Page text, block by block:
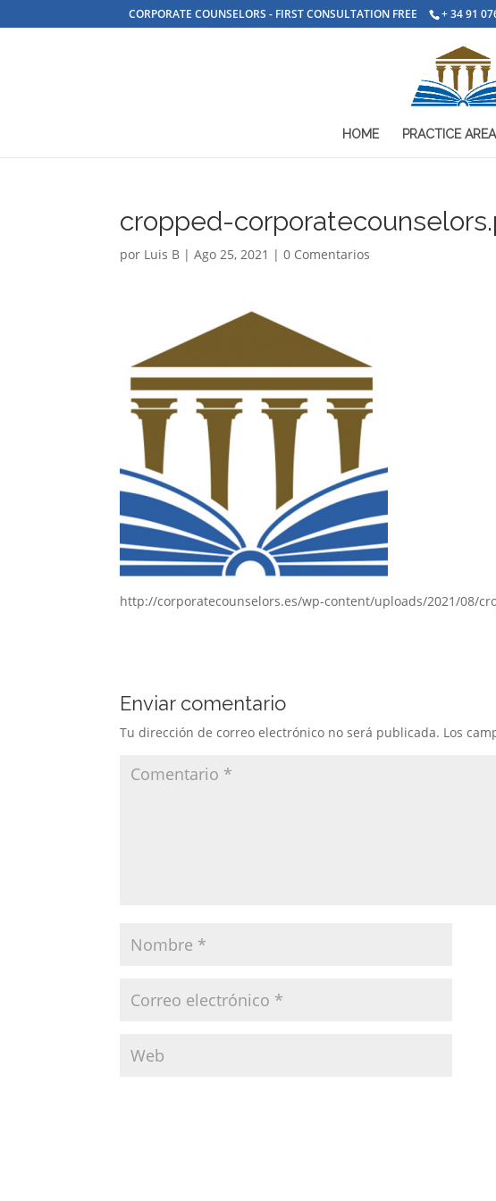
CORPORATE COUNSELORS - FIRST CONSULTATION FREE + 34 91
HOME PRACTICE
cropped-
por Luis B |Ago 25, 2021 |0 Comentarios
http://corporatecounselors.es/wp-content/uploads/2021/08/
Enviar comentario
Tu dirección de correo electrónico no será publicada. Los